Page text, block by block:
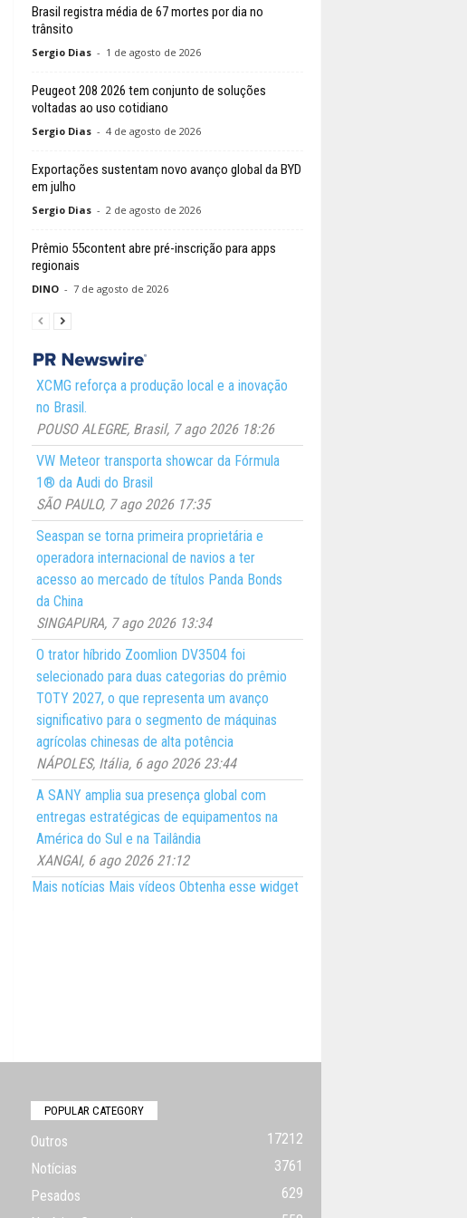
Brasil registra média de 67 mortes por dia no
trânsito
Sergio Dias - 1 de agosto de 2026
Peugeot 208 2026 tem conjunto de soluções
voltadas ao uso cotidiano
Sergio Dias - 4 de agosto de 2026
Exportações sustentam novo avanço global da BYD
em julho
Sergio Dias - 2 de agosto de 2026
Prêmio 55content abre pré-inscrição para apps
regionais
DINO - 7 de agosto de 2026
XCMG reforça a produção local e a inovação
no Brasil.
POUSO ALEGRE, Brasil, 7 ago 2026 18:26
VW Meteor transporta showcar da Fórmula
1® da Audi do Brasil
SÃO PAULO, 7 ago 2026 17:35
Seaspan se torna primeira proprietária e
operadora internacional de navios a ter
acesso ao mercado de títulos Panda Bonds
da China
SINGAPURA, 7 ago 2026 13:34
O trator híbrido Zoomlion DV3504 foi
selecionado para duas categorias do prêmio
TOTY 2027, o que representa um avanço
significativo para o segmento de máquinas
agrícolas chinesas de alta potência
NÁPOLES, Itália, 6 ago 2026 23:44
A SANY amplia sua presença global com
entregas estratégicas de equipamentos na
América do Sul e na Tailândia
XANGAI, 6 ago 2026 21:12
Mais notícias Mais vídeos Obtenha esse widget
POPULAR CATEGORY
Outros
17212
Notícias
3761
Pesados
629